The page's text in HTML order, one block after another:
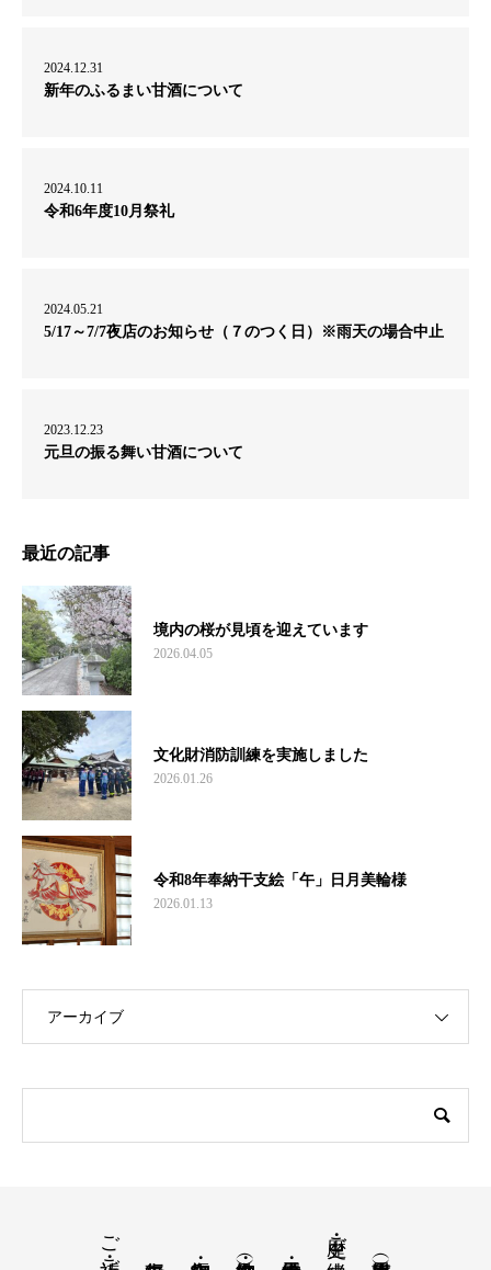
2024.12.31
新年のふるまい甘酒について
2024.10.11
令和6年度10月祭礼
2024.05.21
5/17～7/7夜店のお知らせ（７のつく日）※雨天の場合中止
2023.12.23
元旦の振る舞い甘酒について
最近の記事
境内の桜が見頃を迎えています
2026.04.05
文化財消防訓練を実施しました
2026.01.26
令和8年奉納干支絵「午」日月美輪様
2026.01.13
アーカイブ
歴史・ご由緒
ご祈祷・ご祈願